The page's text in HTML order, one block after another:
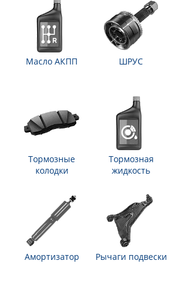
Масло АКПП ШРУС
Тормозные
колодки
Тормозная
жидкость
Амортизатор Рычаги подвески